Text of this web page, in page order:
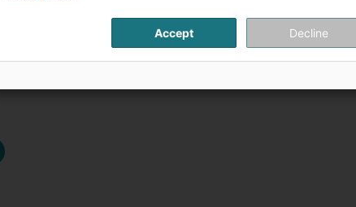
Accept Decline